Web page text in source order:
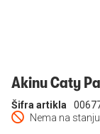
Akinu Caty
Nema na stanju
Šifra artikla